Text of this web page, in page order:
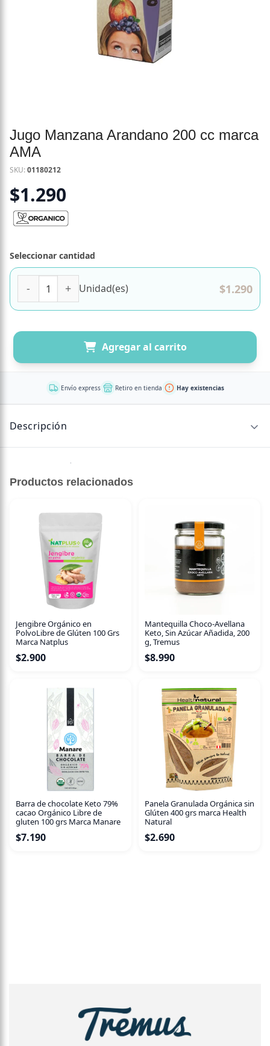
Jugo Manzana Arandano 200 cc marca
AMA
SKU:01180212
$1.290
Seleccionar cantidad
Unidad(es) $1.290
Agregar al carrito
Envío express Retiro en tienda Hay existencias
Descripción
Sin descripción disponible.
Productos relacionados
Jengibre Orgánico en
PolvoLibre de Glúten 100 Grs
Marca Natplus
$2.900
Mantequilla Choco-Avellana
Keto, Sin Azúcar Añadida, 200
g, Tremus
$8.990
Barra de chocolate Keto 79%
cacao Orgánico Libre de
gluten 100 grs Marca Manare
$7.190
Panela Granulada Orgánica sin
Glúten 400 grs marca Health
Natural
$2.690